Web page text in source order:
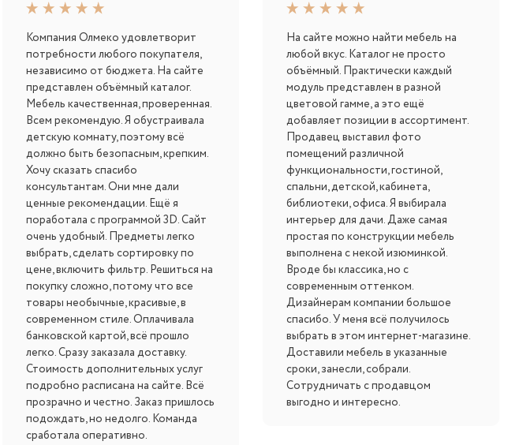
Компания Олмеко удовлетворит
потребности любого покупателя,
независимо от бюджета. На сайте
представлен объёмный каталог.
Мебель качественная, проверенная.
Всем рекомендую. Я обустраивала
детскую комнату, поэтому всё
должно быть безопасным, крепким.
Хочу сказать спасибо
консультантам. Они мне дали
ценные рекомендации. Ещё я
поработала с программой 3D. Сайт
очень удобный. Предметы легко
выбрать, сделать сортировку по
цене, включить фильтр. Решиться на
покупку сложно, потому что все
товары необычные, красивые, в
современном стиле. Оплачивала
банковской картой, всё прошло
легко. Сразу заказала доставку.
Стоимость дополнительных услуг
подробно расписана на сайте. Всё
прозрачно и честно. Заказ пришлось
подождать, но недолго. Команда
сработала оперативно.
На сайте можно найти мебель на
любой вкус. Каталог не просто
объёмный. Практически каждый
модуль представлен в разной
цветовой гамме, а это ещё
добавляет позиции в ассортимент.
Продавец выставил фото
помещений различной
функциональности, гостиной,
спальни, детской, кабинета,
библиотеки, офиса. Я выбирала
интерьер для дачи. Даже самая
простая по конструкции мебель
выполнена с некой изюминкой.
Вроде бы классика, но с
современным оттенком.
Дизайнерам компании большое
спасибо. У меня всё получилось
выбрать в этом интернет-магазине.
Доставили мебель в указанные
сроки, занесли, собрали.
Сотрудничать с продавцом
выгодно и интересно.